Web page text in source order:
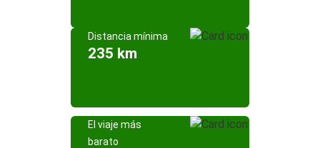
Distancia mínima
235 km
El viaje más
barato